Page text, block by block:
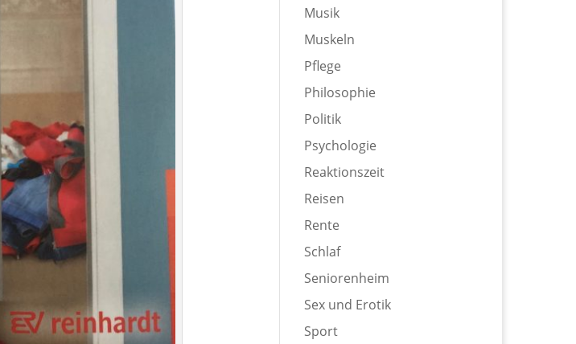
Musik
Muskeln
Pflege
Philosophie
Politik
Psychologie
Reaktionszeit
Reisen
Rente
Schlaf
Seniorenheim
Sex und Erotik
Sport